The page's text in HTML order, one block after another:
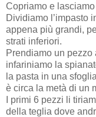
Copriamo e lasciamo
Dividiamo l’impasto
appena più grandi,
strati inferiori.
Prendiamo un pezzo
infariniamo la
la pasta in una
è circa la metà di un
I primi 6 pezzi li
della teglia dove